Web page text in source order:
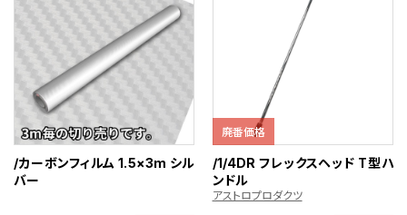
/カーボンフィルム 1.5×3m シル
バー
廃番価格
/1/4DR フレックスヘッド T型ハ
ンドル
アストロプロダクツ